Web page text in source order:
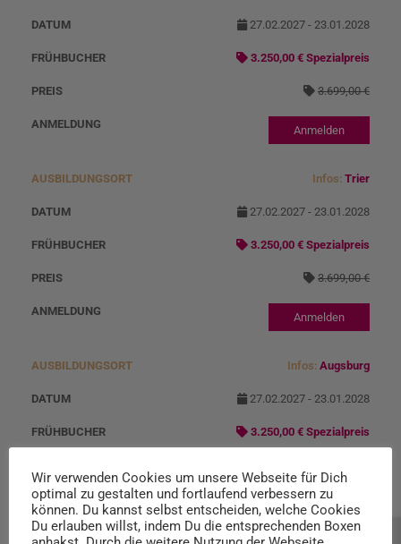
27.02.2027 - 23.01.2028
3.250,00 € Spezialpreis
3.699,00 €
Anmelden
Infos: Trier
27.02.2027 - 23.01.2028
3.250,00 € Spezialpreis
3.699,00 €
Anmelden
Infos: Augsburg
27.02.2027 - 23.01.2028
3.250,00 € Spezialpreis
Anmelden
Wir verwenden Cookies um unsere Webseite für Dich
optimal zu gestalten und fortlaufend verbessern zu
können. Du kannst selbst entscheiden, welche Cookies
Du erlauben willst, indem Du die entsprechenden Boxen